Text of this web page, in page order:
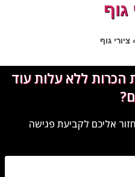
גוף
ציורי גוף
הכרות ללא עלות עוד
אליכם לקביעת פגישה